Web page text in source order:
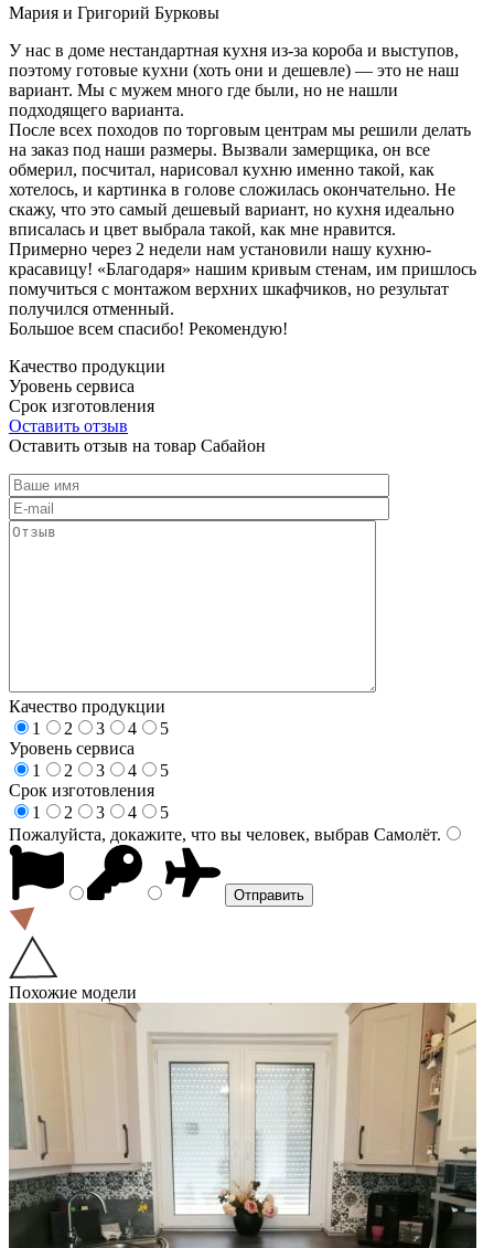
Мария и Григорий Бурковы
У нас в доме нестандартная кухня из-за короба и выступов,
поэтому готовые кухни (хоть они и дешевле) — это не наш
вариант. Мы с мужем много где были, но не нашли
подходящего варианта.
После всех походов по торговым центрам мы решили делать
на заказ под наши размеры. Вызвали замерщика, он все
обмерил, посчитал, нарисовал кухню именно такой, как
хотелось, и картинка в голове сложилась окончательно. Не
скажу, что это самый дешевый вариант, но кухня идеально
вписалась и цвет выбрала такой, как мне нравится.
Примерно через 2 недели нам установили нашу кухню-
красавицу! «Благодаря» нашим кривым стенам, им пришлось
помучиться с монтажом верхних шкафчиков, но результат
получился отменный.
Большое всем спасибо! Рекомендую!
Качество продукции
Уровень сервиса
Срок изготовления
Оставить отзыв
Оставить отзыв на товар Сабайон
Качество продукции
1
2 3 4
5
Уровень сервиса
1
2 3 4
5
Срок изготовления
1
2 3 4
5
Пожалуйста, докажите, что вы человек, выбрав Самолёт.
Похожие модели